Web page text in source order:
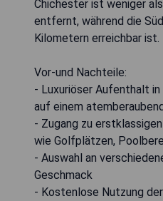
Chichester ist weniger
entfernt, während die
Kilometern erreichbar ist.
Vor-und Nachteile:
- Luxuriöser Aufenthalt
auf einem
- Zugang zu
wie Golfplätzen,
- Auswahl an
Geschmack
- Kostenlose Nutzung